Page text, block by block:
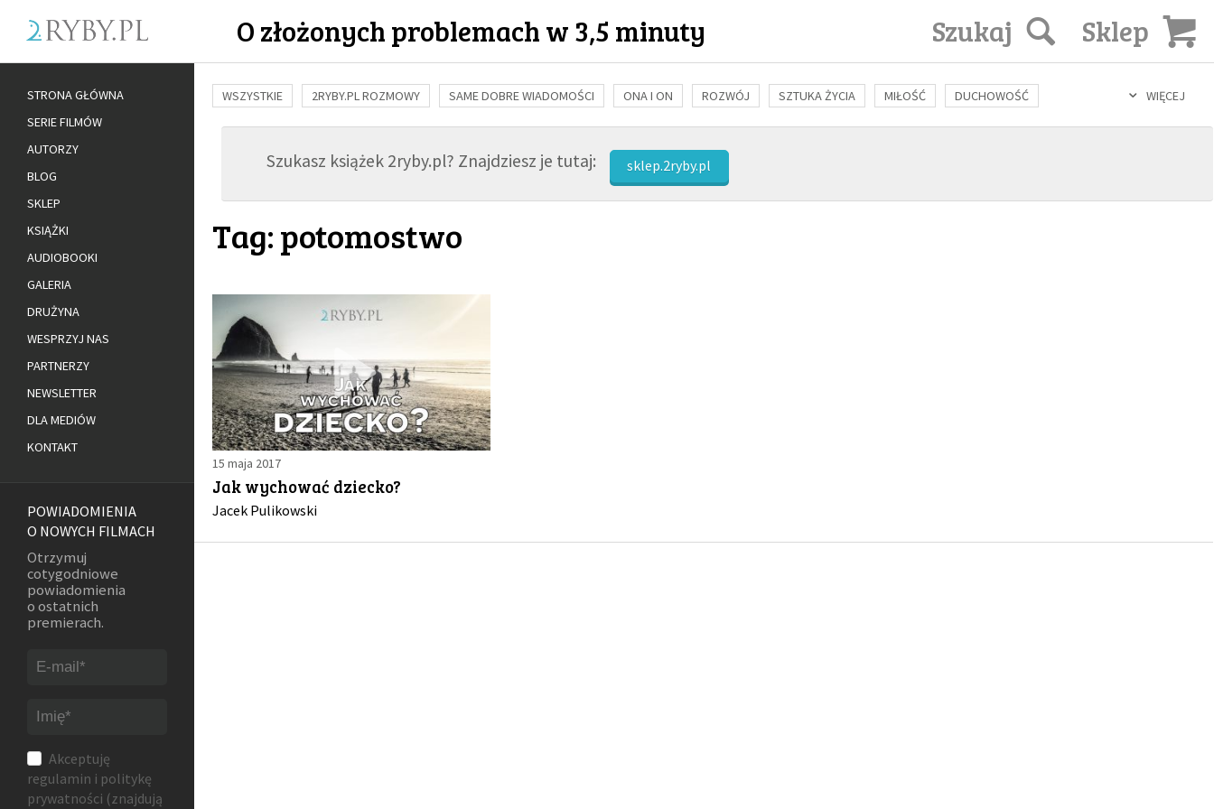
O złożonych problemach w 3,5 minuty Sklep
Szukaj
WIĘCEJ
WSZYSTKIE 2RYBY.PL ROZMOWY SAME DOBRE WIADOMOŚCI ONA I ON ROZWÓJ SZTUKA ŻYCIA MIŁOŚĆ DUCHOWOŚĆ
BUDOWANIE WIĘZI RODZINA NAUKA BIBLIA KOBIETA MĘŻCZYZNA RELIGIE FILOZOFIA KULTURA ŚWIĘCI SEKS IN VITRO
ADOPCJASzukasz książek 2ryby.pl? Znajdziesz je tutaj: sklep.2ryby.pl
Tag: potomostwo
15 maja 2017
Jak wychować dziecko?
Jacek Pulikowski
STRONA GŁÓWNA
SERIE FILMÓW
AUTORZY
BLOG
SKLEP
KSIĄŻKI
AUDIOBOOKI
GALERIA
DRUŻYNA
WESPRZYJ NAS
PARTNERZY
NEWSLETTER
DLA MEDIÓW
KONTAKT
POWIADOMIENIA
O NOWYCH FILMACH
Otrzymuj
cotygodniowe
powiadomienia
o ostatnich
premierach.
Akceptuję
regulamin i politykę
prywatności (znajdują